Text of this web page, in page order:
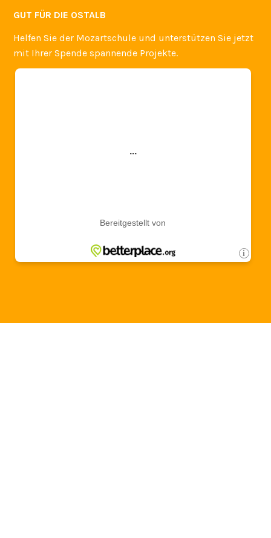
Oktober 2016
GUT FÜR DIE OSTALB
Helfen Sie der Mozartschule und unterstützen Sie jetzt
mit Ihrer Spende spannende Projekte.